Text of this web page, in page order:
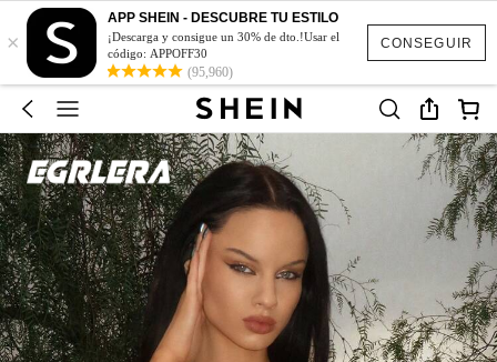
CONSEGUIR
×
APP SHEIN - DESCUBRE TU ESTILO
¡Descarga y consigue un 30% de dto.!Usar el
código: APPOFF30
(95,960)